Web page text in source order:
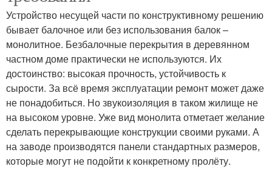
Устройство несущей части по конструктивному решению
бывает балочное или без использования балок –
монолитное. Безбалочные перекрытия в деревянном
частном доме практически не используются. Их
достоинство: высокая прочность, устойчивость к
сырости. За всё время эксплуатации ремонт может даже
не понадобиться. Но звукоизоляция в таком жилище не
на высоком уровне. Уже вид монолита отметает желание
сделать перекрывающие конструкции своими руками. А
на заводе производятся панели стандартных размеров,
которые могут не подойти к конкретному пролёту.